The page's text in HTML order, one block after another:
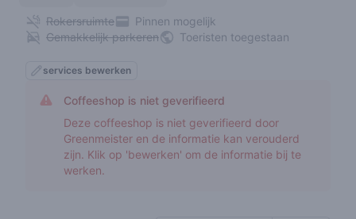
Rokersruimte
Pinnen mogelijk
Gemakkelijk parkeren
Toeristen toegestaan
services bewerken
Coffeeshop is niet geverifieerd
Deze coffeeshop is niet geverifieerd door
Greenmeister en de informatie kan verouderd
zijn. Klik op 'bewerken' om de informatie bij te
werken.